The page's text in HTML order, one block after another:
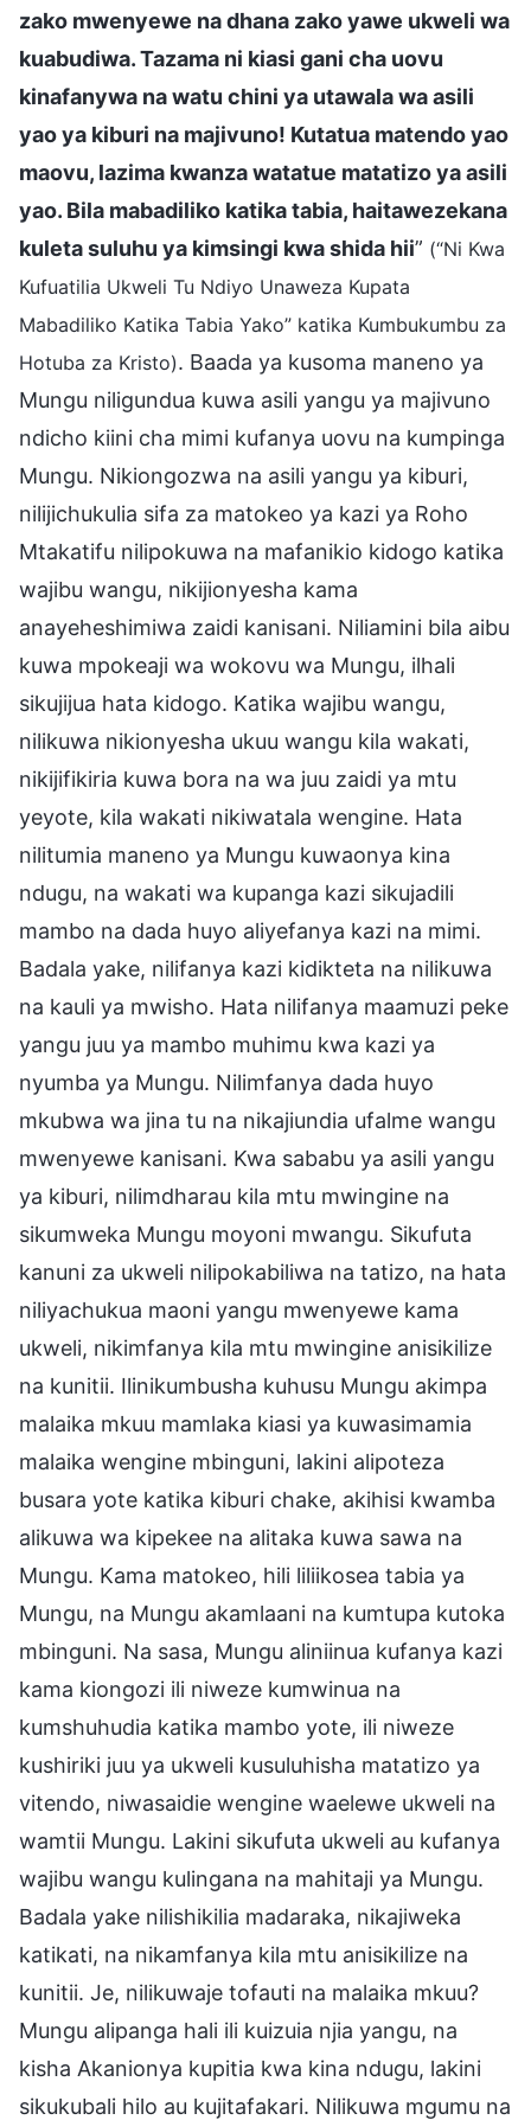
zako mwenyewe na dhana zako yawe ukweli wa
kuabudiwa. Tazama ni kiasi gani cha uovu
kinafanywa na watu chini ya utawala wa asili
yao ya kiburi na majivuno! Kutatua matendo yao
maovu, lazima kwanza watatue matatizo ya asili
yao. Bila mabadiliko katika tabia, haitawezekana
kuleta suluhu ya kimsingi kwa shida hii” (“Ni Kwa
Kufuatilia Ukweli Tu Ndiyo Unaweza Kupata
Mabadiliko Katika Tabia Yako” katika Kumbukumbu za
Hotuba za Kristo). Baada ya kusoma maneno ya
Mungu niligundua kuwa asili yangu ya majivuno
ndicho kiini cha mimi kufanya uovu na kumpinga
Mungu. Nikiongozwa na asili yangu ya kiburi,
nilijichukulia sifa za matokeo ya kazi ya Roho
Mtakatifu nilipokuwa na mafanikio kidogo katika
wajibu wangu, nikijionyesha kama
anayeheshimiwa zaidi kanisani. Niliamini bila aibu
kuwa mpokeaji wa wokovu wa Mungu, ilhali
sikujijua hata kidogo. Katika wajibu wangu,
nilikuwa nikionyesha ukuu wangu kila wakati,
nikijifikiria kuwa bora na wa juu zaidi ya mtu
yeyote, kila wakati nikiwatala wengine. Hata
nilitumia maneno ya Mungu kuwaonya kina
ndugu, na wakati wa kupanga kazi sikujadili
mambo na dada huyo aliyefanya kazi na mimi.
Badala yake, nilifanya kazi kidikteta na nilikuwa
na kauli ya mwisho. Hata nilifanya maamuzi peke
yangu juu ya mambo muhimu kwa kazi ya
nyumba ya Mungu. Nilimfanya dada huyo
mkubwa wa jina tu na nikajiundia ufalme wangu
mwenyewe kanisani. Kwa sababu ya asili yangu
ya kiburi, nilimdharau kila mtu mwingine na
sikumweka Mungu moyoni mwangu. Sikufuta
kanuni za ukweli nilipokabiliwa na tatizo, na hata
niliyachukua maoni yangu mwenyewe kama
ukweli, nikimfanya kila mtu mwingine anisikilize
na kunitii. Ilinikumbusha kuhusu Mungu akimpa
malaika mkuu mamlaka kiasi ya kuwasimamia
malaika wengine mbinguni, lakini alipoteza
busara yote katika kiburi chake, akihisi kwamba
alikuwa wa kipekee na alitaka kuwa sawa na
Mungu. Kama matokeo, hili liliikosea tabia ya
Mungu, na Mungu akamlaani na kumtupa kutoka
mbinguni. Na sasa, Mungu aliniinua kufanya kazi
kama kiongozi ili niweze kumwinua na
kumshuhudia katika mambo yote, ili niweze
kushiriki juu ya ukweli kusuluhisha matatizo ya
vitendo, niwasaidie wengine waelewe ukweli na
wamtii Mungu. Lakini sikufuta ukweli au kufanya
wajibu wangu kulingana na mahitaji ya Mungu.
Badala yake nilishikilia madaraka, nikajiweka
katikati, na nikamfanya kila mtu anisikilize na
kunitii. Je, nilikuwaje tofauti na malaika mkuu?
Mungu alipanga hali ili kuizuia njia yangu, na
kisha Akanionya kupitia kwa kina ndugu, lakini
sikukubali hilo au kujitafakari. Nilikuwa mgumu na